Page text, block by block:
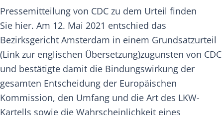
Pressemitteilung von CDC zu dem Urteil finden
Sie hier. Am 12. Mai 2021 entschied das
Bezirksgericht Amsterdam in einem Grundsatzurteil
(Link zur englischen Übersetzung)zugunsten von CDC
und bestätigte damit die Bindungswirkung der
gesamten Entscheidung der Europäischen
Kommission, den Umfang und die Art des LKW-
Kartells sowie die Wahrscheinlichkeit eines